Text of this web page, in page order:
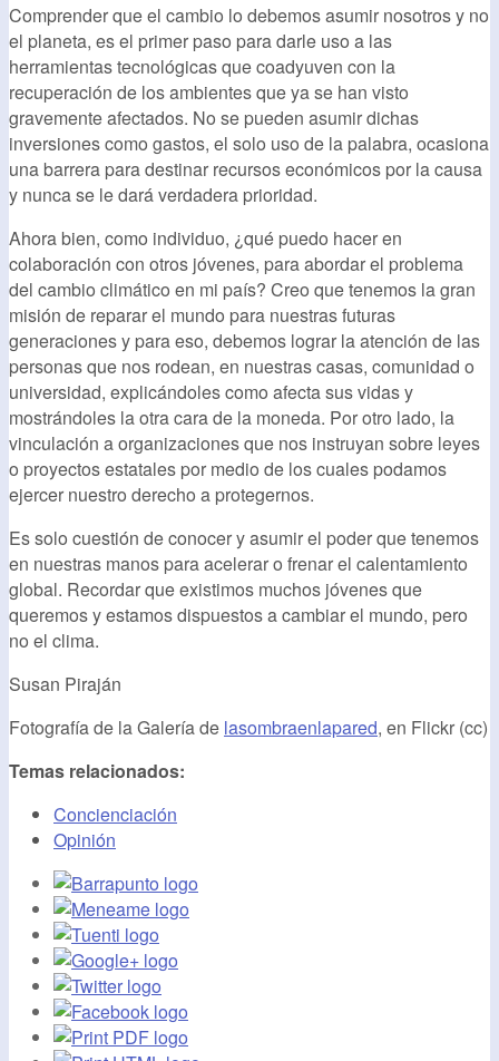
Comprender que el cambio lo debemos asumir nosotros y no
el planeta, es el primer paso para darle uso a las
herramientas tecnológicas que coadyuven con la
recuperación de los ambientes que ya se han visto
gravemente afectados. No se pueden asumir dichas
inversiones como gastos, el solo uso de la palabra, ocasiona
una barrera para destinar recursos económicos por la causa
y nunca se le dará verdadera prioridad.
Ahora bien, como individuo, ¿qué puedo hacer en
colaboración con otros jóvenes, para abordar el problema
del cambio climático en mi país? Creo que tenemos la gran
misión de reparar el mundo para nuestras futuras
generaciones y para eso, debemos lograr la atención de las
personas que nos rodean, en nuestras casas, comunidad o
universidad, explicándoles como afecta sus vidas y
mostrándoles la otra cara de la moneda. Por otro lado, la
vinculación a organizaciones que nos instruyan sobre leyes
o proyectos estatales por medio de los cuales podamos
ejercer nuestro derecho a protegernos.
Es solo cuestión de conocer y asumir el poder que tenemos
en nuestras manos para acelerar o frenar el calentamiento
global. Recordar que existimos muchos jóvenes que
queremos y estamos dispuestos a cambiar el mundo, pero
no el clima.
Susan Piraján
Fotografía de la Galería de lasombraenlapared, en Flickr (cc)
Temas relacionados:
Concienciación
Opinión